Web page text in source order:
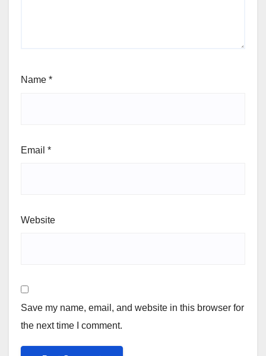
Name *
Email *
Website
Save my name, email, and website in this browser for
the next time I comment.